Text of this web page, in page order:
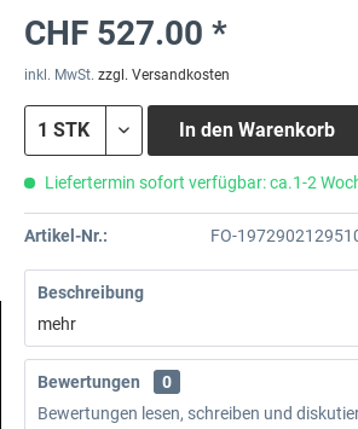
CHF 527.00 *
inkl. MwSt. zzgl. Versandkosten
In den Warenkorb
Liefertermin sofort verfügbar: ca.1-2
Artikel-Nr.: FO-
Beschreibung
mehr
Bewertungen
0
Bewertungen lesen, schreiben und